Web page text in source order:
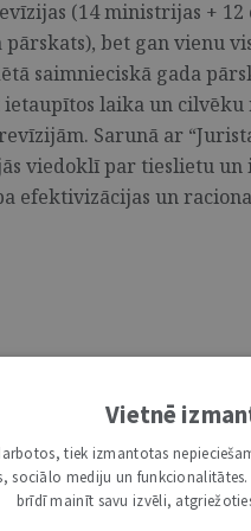
(14 ministrijas + 12
bet gan vienu
saimnieciskā gada
laika un cilvēku
Sarunā ar
viedoklī par tieslietu un
efektivizācijas un
redakcijas slejā bija
Atsaucoties uz
viedokli par
Vietnē
tiek izmantotas
sociālo mediju un
brīdī mainīt savu izvēli,